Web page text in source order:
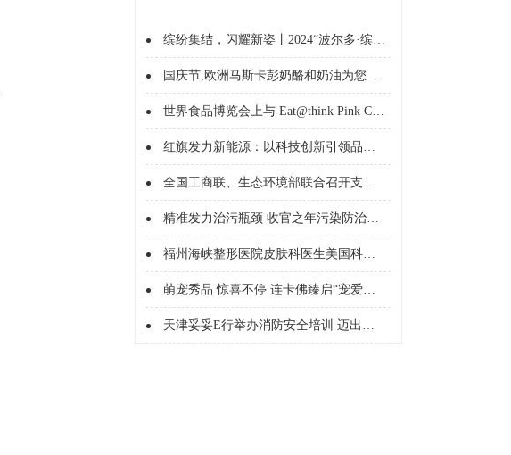
缤纷集结，闪耀新姿丨2024“波尔多·缤纷100评选”酒单正式揭晓
国庆节,欧洲马斯卡彭奶酪和奶油为您的餐桌带来点睛之笔!
世界食品博览会上与 Eat@think Pink China 享味欧洲
红旗发力新能源：以科技创新引领品牌升级
全国工商联、生态环境部联合召开支持服务民营企业绿色发展座谈会
精准发力治污瓶颈 收官之年污染防治攻坚方向确定
福州海峡整形医院皮肤科医生美国科医人激光公司临床培训医师王翱翔
萌宠秀品 惊喜不停 连卡佛臻启“宠爱计划”
天津妥妥E行举办消防安全培训 迈出服务质量与安全保障坚实一步